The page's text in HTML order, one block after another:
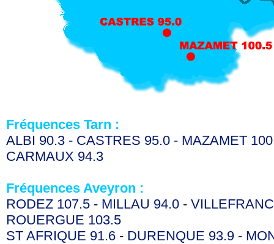
Fréquences Tarn :
ALBI 90.3 - CASTRES 95.0 - MAZAMET
CARMAUX 94.3
Fréquences Aveyron :
RODEZ 107.5 - MILLAU 94.0 -
ROUERGUE 103.5
ST AFRIQUE 91.6 - DURENQUE 93.9 -